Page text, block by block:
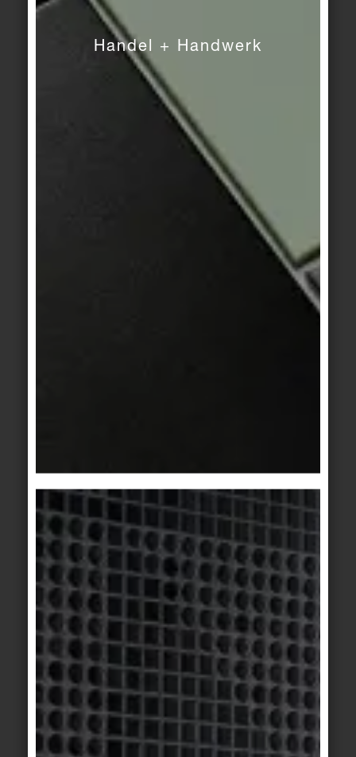
Handel + Handwerk
nach Wasserhärte ist es notwendig, im Wechsel
eine Reinigung mit sauren Reinigungsmitteln
vorzunehmen. Allgemein hat sich folgendes
Verfahren bewährt:
1. Reiniger in entsprechender Verdünnung
(abhängig vom Verschmutzungsgrad) auf dem
2. Etwa 15 Min. einwirken lassen, dabei die
chemische Schmutzlösung mechanisch mit
Perlonbürsten (ohne Schleifkornzusatz)
3. Anschließend die gelöste Schmutzflotte mit
ausreichend Wasser aufnehmen oder wegspülen.
Pflegemittelhaltige Reiniger sind nicht erforderlich.